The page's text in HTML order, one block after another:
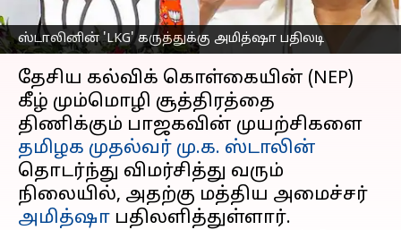
ஸ்டாலினின் 'LKG' கருத்துக்கு அமித்ஷா பதிலடி
செய்தி முன்னோட்டம்
தேசிய கல்விக் கொள்கையின் (NEP)
கீழ் மும்மொழி சூத்திரத்தை
திணிக்கும் பாஜகவின் முயற்சிகளை
தமிழக முதல்வர் மு.க. ஸ்டாலின்
தொடர்ந்து விமர்சித்து வரும்
நிலையில், அதற்கு மத்திய அமைச்சர்
அமித்ஷா பதிலளித்துள்ளார்.